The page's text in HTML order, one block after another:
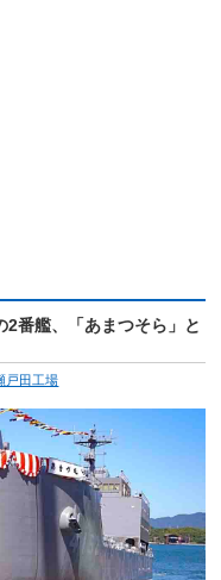
2番艦、「あまつそら」と
戸田工場